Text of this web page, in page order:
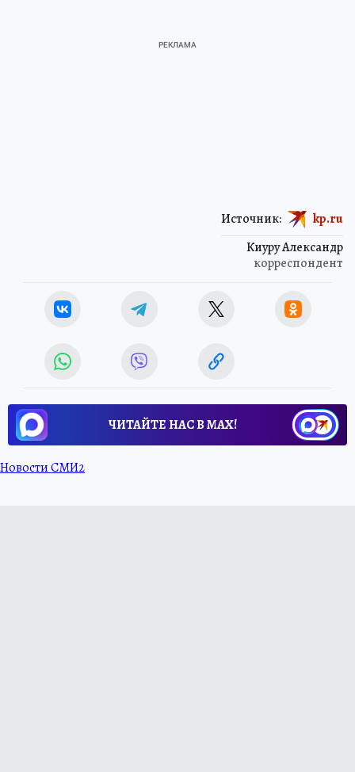
Киуру Александр
корреспондент
Источник: kp.ru
ЧИТАЙТЕ НАС В МАХ!
Новости СМИ2